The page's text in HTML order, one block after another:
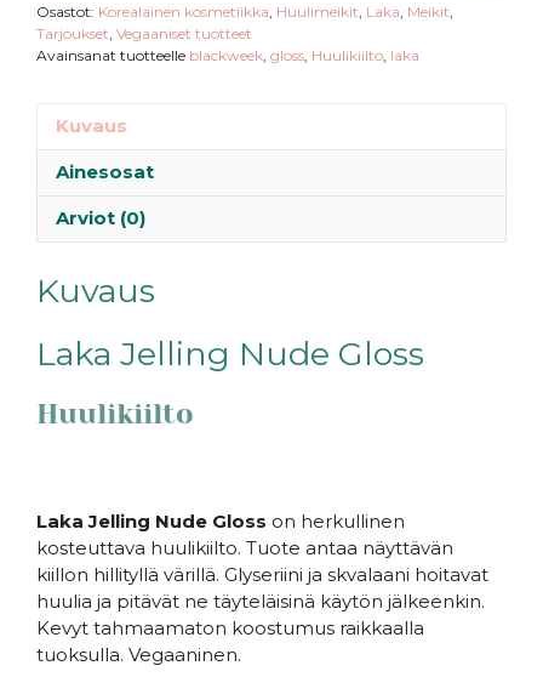
Osastot: Korealainen kosmetiikka Huulimeikit Laka Meikit
Tarjoukset Vegaaniset tuotteet
Avainsanat tuotteelle blackweek gloss Huulikiilto laka
Kuvaus
Ainesosat
Arviot (0)
Kuvaus
Laka Jelling Nude Gloss
Huulikiilto
Laka Jelling Nude Gloss on herkullinen
kosteuttava huulikiilto. Tuote antaa näyttävän
kiillon hillityllä värillä. Glyseriini ja skvalaani hoitavat
huulia ja pitävät ne täyteläisinä käytön jälkeenkin.
Kevyt tahmaamaton koostumus raikkaalla
tuoksulla. Vegaaninen.